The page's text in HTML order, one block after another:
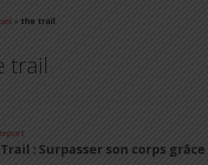
» the trail
trail
: Surpasser son corps